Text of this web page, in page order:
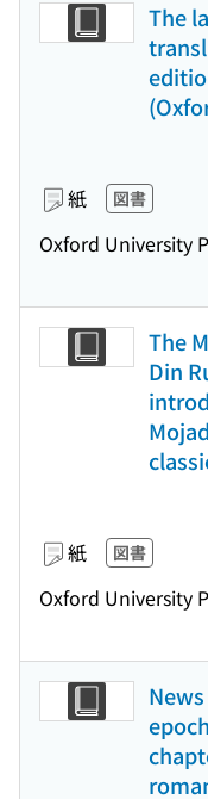
The
紙 図書
Oxford University
The
Din
紙 図書
Oxford University